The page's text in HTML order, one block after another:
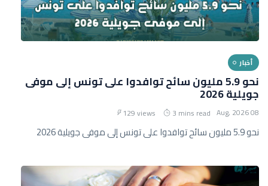
أخبار
نحو 5.9 مليون سائح توافدوا على تونس إلى موفى
جويلية 2026
08 Aug, 2026
3 mins read
129 views
نحو 5.9 مليون سائح توافدوا على تونس إلى موفى جويلية 2026